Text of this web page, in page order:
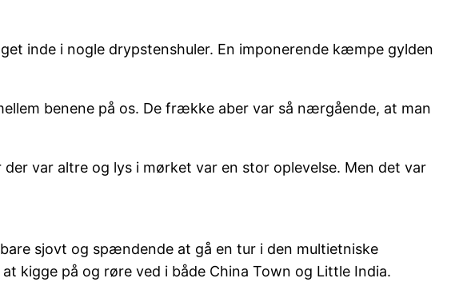
inde i nogle drypstenshuler. En imponerende kæmpe gylden
benene på os. De frække aber var så nærgående, at man
var altre og lys i mørket var en stor oplevelse. Men det var
sjovt og spændende at gå en tur i den multietniske
kigge på og røre ved i både China Town og Little India.